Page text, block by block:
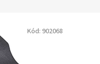
Kód: 902068